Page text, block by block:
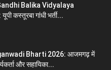
Balika Vidyalaya
कस्तूरबा गांधी भर्ती...
Bharti 2026: आजमगढ़ में
और सहायिका...